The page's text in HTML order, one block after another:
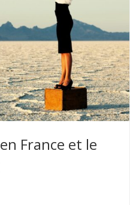
France et le